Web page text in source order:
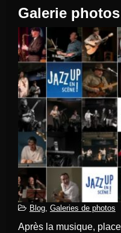
Galerie photos
Blog, Galeries de photos
Après la musique, place aux images des concerts Jazz